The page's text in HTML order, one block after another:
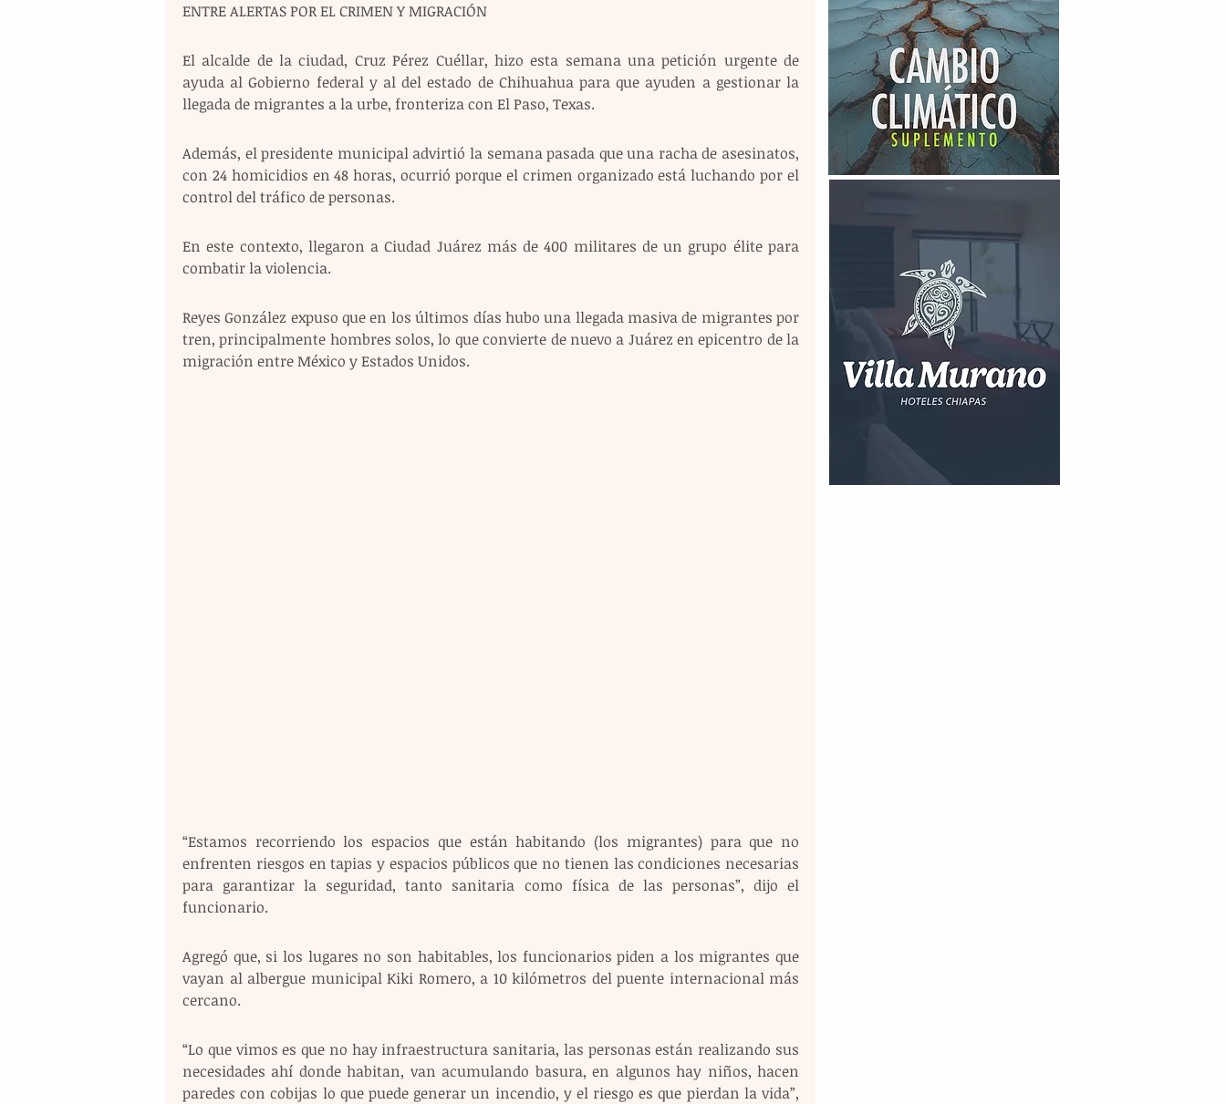
ENTRE ALERTAS POR EL CRIMEN Y MIGRACIÓN
El alcalde de la ciudad, Cruz Pérez Cuéllar, hizo esta semana una petición urgente de
ayuda al Gobierno federal y al del estado de Chihuahua para que ayuden a gestionar la
llegada de migrantes a la urbe, fronteriza con El Paso, Texas.
Además, el presidente municipal advirtió la semana pasada que una racha de asesinatos,
con 24 homicidios en 48 horas, ocurrió porque el crimen organizado está luchando por el
control del tráfico de personas.
En este contexto, llegaron a Ciudad Juárez más de 400 militares de un grupo élite para
combatir la violencia.
Reyes González expuso que en los últimos días hubo una llegada masiva de migrantes por
tren, principalmente hombres solos, lo que convierte de nuevo a Juárez en epicentro de la
migración entre México y Estados Unidos.
“Estamos recorriendo los espacios que están habitando (los migrantes) para que no
enfrenten riesgos en tapias y espacios públicos que no tienen las condiciones necesarias
para garantizar la seguridad, tanto sanitaria como física de las personas”, dijo el
funcionario.
Agregó que, si los lugares no son habitables, los funcionarios piden a los migrantes que
vayan al albergue municipal Kiki Romero, a 10 kilómetros del puente internacional más
cercano.
“Lo que vimos es que no hay infraestructura sanitaria, las personas están realizando sus
necesidades ahí donde habitan, van acumulando basura, en algunos hay niños, hacen
paredes con cobijas lo que puede generar un incendio, y el riesgo es que pierdan la vida”,